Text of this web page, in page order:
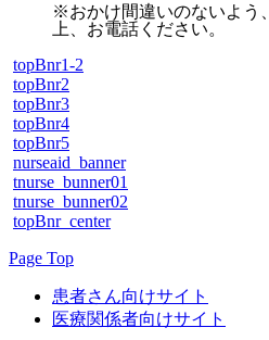
※おかけ間違いのないよう
上、お電話ください。
topBnr1-2
topBnr2
topBnr3
topBnr4
topBnr5
nurseaid_banner
tnurse_bunner01
tnurse_bunner02
topBnr_center
Page Top
患者さん向けサイト
医療関係者向けサイト